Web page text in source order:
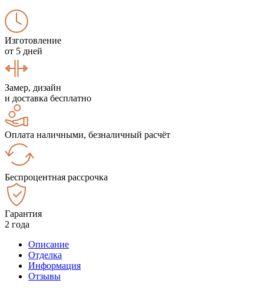
Изготовление
от 5 дней
Замер, дизайн
и доставка бесплатно
Оплата наличными, безналичный расчёт
Беспроцентная рассрочка
Гарантия
2 года
Описание
Отделка
Информация
Отзывы